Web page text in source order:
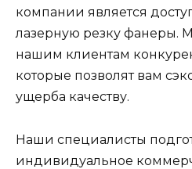
компании является
лазерную резку фанеры.
нашим клиентам
которые позволят вам
ущерба качеству.
Наши специалисты
индивидуальное